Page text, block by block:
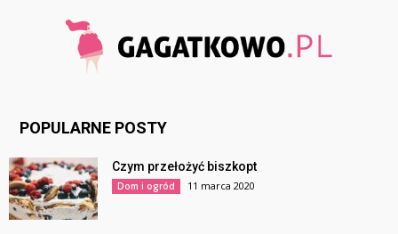
POPULARNE POSTY
Czym przełożyć biszkopt
Dom i ogród 11 marca 2020